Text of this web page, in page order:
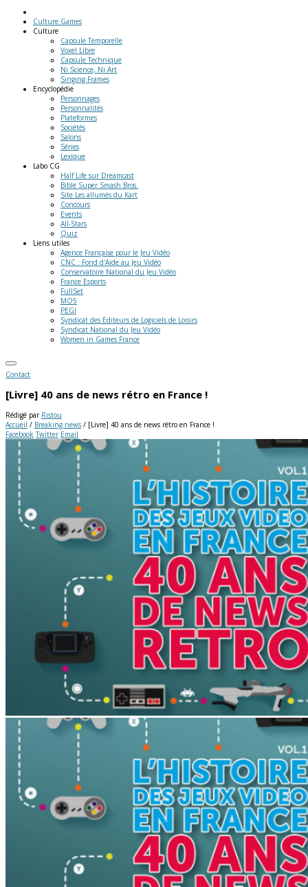
Culture Games
Culture
Capsule Temporelle
Voxel Libre
Capsule Technique
Ni Science, Ni Art
Singing Frames
Encyclopédie
Personnages
Personnalités
Plateformes
Sociétés
Salons
Séries
Lexique
Labo CG
Half Life sur Dreamcast
Bible Super Smash Bros.
Site Les allumés du Kart
Concours
Events
All-Stars
Quiz
Liens utiles
Agence Française pour le Jeu Vidéo
CNC : Fond d'Aide au Jeu Vidéo
Conservatoire National du Jeu Vidéo
France Esports
FullSet
MO5
PEGI
Syndicat des Editeurs de Logiciels de Loisirs
Syndicat National du Jeu Vidéo
Women in Games France
Contact
[Livre] 40 ans de news rétro en France !
Rédigé par Ristou
Accueil / Breaking news / [Livre] 40 ans de news rétro en France !
Facebook Twitter Email